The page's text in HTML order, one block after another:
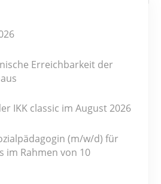
Erreichbarkeit der
IKK classic im August 2026
(m/w/d) für
im Rahmen von 10